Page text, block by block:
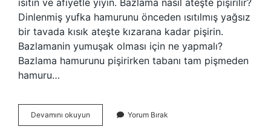
ısıtın ve afiyetle yiyin. Bazlama nasıl ateşte pişirilir?
Dinlenmiş yufka hamurunu önceden ısıtılmış yağsız
bir tavada kısık ateşte kızarana kadar pişirin.
Bazlamanin yumuşak olması için ne yapmalı?
Bazlama hamurunu pişirirken tabanı tam pişmeden
hamuru…
Devamını okuyun Bazlama
Isıtılır
Yorum Bırak